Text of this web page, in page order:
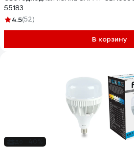
55183
4.5(52)
В корзину